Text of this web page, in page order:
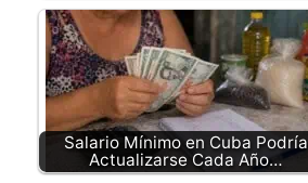
Salario Mínimo en Cuba Podría
Actualizarse Cada Año…